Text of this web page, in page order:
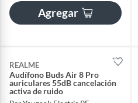
Agregar
REALME
Audífono Buds Air 8 Pro
auriculares 55dB cancelación
activa de ruido